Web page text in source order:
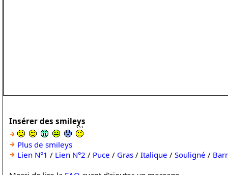
Insérer des smileys
Plus de smileys
Lien N°1 / Lien N°2 / Puce / Gras / Italique / Souligné /